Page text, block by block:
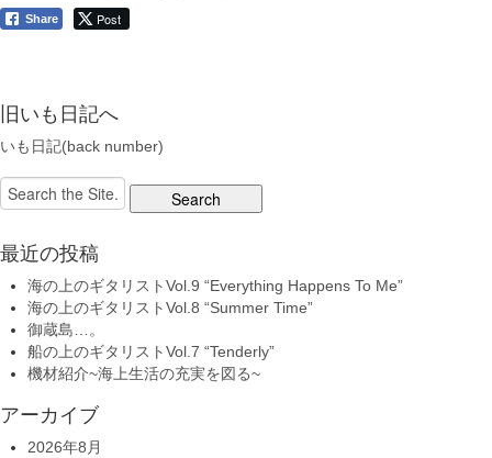
Share Post
旧いも日記へ
いも日記(back number)
Search
for:
最近の投稿
海の上のギタリストVol.9 “Everything Happens To Me”
海の上のギタリストVol.8 “Summer Time”
御蔵島…。
船の上のギタリストVol.7 “Tenderly”
機材紹介~海上生活の充実を図る~
アーカイブ
2026年8月